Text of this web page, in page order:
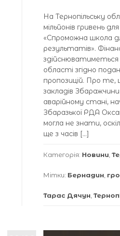
На Тернопільську
мільйонів гривень
«Спроможна школа
результатів».
здійснюватиметься
області згідно
пропозицій. Про те,
закладів
аварійному стані,
Збаразької РДА
могла не знати,
ще з часів […]
Категорія: Новини
Мітки: Бернадин
Тарас Дячун